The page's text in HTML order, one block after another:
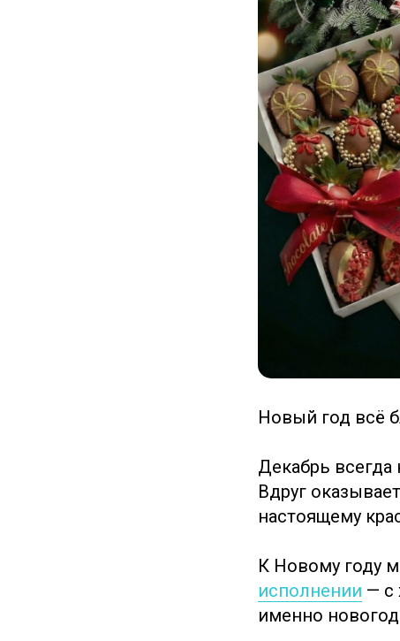
Новый год всё
Декабрь всегда
Вдруг
настоящему
К Новому году
исполнении — с
именно